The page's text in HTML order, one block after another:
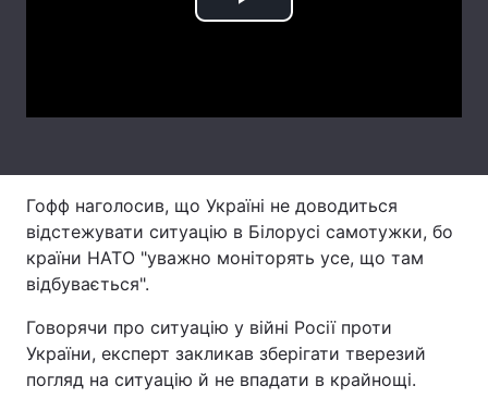
Play
Гофф наголосив, що Україні не доводиться
відстежувати ситуацію в Білорусі самотужки, бо
країни НАТО "уважно моніторять усе, що там
відбувається".
Говорячи про ситуацію у війні Росії проти
України, експерт закликав зберігати тверезий
погляд на ситуацію й не впадати в крайнощі.